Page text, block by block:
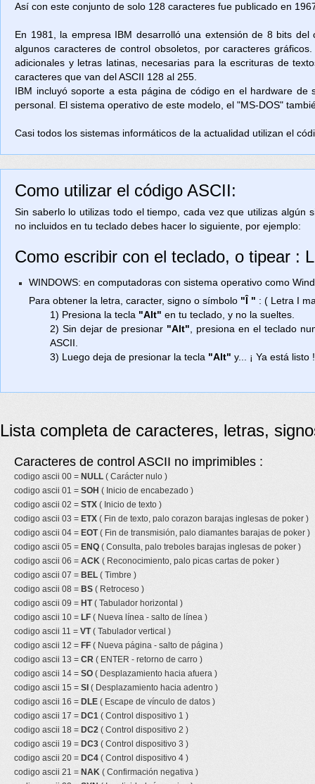
Así con este conjunto de solo 128 caracteres fue publicado en
En 1981, la empresa IBM desarrolló una extensión de 8 bits
algunos caracteres de control obsoletos, por caracteres
adicionales y letras latinas, necesarias para la escrituras de
caracteres que van del ASCII 128 al 255.
IBM incluyó soporte a esta página de código en el hardware
personal. El sistema operativo de este modelo, el "MS-DOS"
Casi todos los sistemas informáticos de la actualidad utilizan el
Como utilizar el código ASCII:
Sin saberlo lo utilizas todo el tiempo, cada vez que utilizas
no incluidos en tu teclado debes hacer lo siguiente, por ejemplo:
Como escribir con el teclado, o tipear :
WINDOWS: en computadoras con sistema operativo como
Para obtener la letra, caracter, signo o símbolo "Î " : ( Letra I
1) Presiona la tecla "Alt" en tu teclado, y no la sueltes.
2) Sin dejar de presionar "Alt" , presiona en el teclado
ASCII.
3) Luego deja de presionar la tecla "Alt" y... ¡ Ya está listo
Lista completa de caracteres, letras,
Caracteres de control ASCII no imprimibles :
codigo ascii 00 = NULL ( Carácter nulo )
codigo ascii 01 = SOH ( Inicio de encabezado )
codigo ascii 02 = STX ( Inicio de texto )
codigo ascii 03 = ETX ( Fin de texto, palo corazon barajas inglesas de poker )
codigo ascii 04 = EOT( Fin de transmisión, palo diamantes barajas de poker )
codigo ascii 05 = ENQ ( Consulta, palo treboles barajas inglesas de poker )
codigo ascii 06 = ACK ( Reconocimiento, palo picas cartas de poker )
codigo ascii 07 = BEL ( Timbre )
codigo ascii 08 = BS ( Retroceso )
codigo ascii 09 = HT( Tabulador horizontal )
codigo ascii 10 = LF ( Nueva línea - salto de línea )
codigo ascii 11 = VT( Tabulador vertical )
codigo ascii 12 = FF ( Nueva página - salto de página )
codigo ascii 13 = CR ( ENTER - retorno de carro )
codigo ascii 14 = SO ( Desplazamiento hacia afuera )
codigo ascii 15 = SI ( Desplazamiento hacia adentro )
codigo ascii 16 = DLE ( Escape de vínculo de datos )
codigo ascii 17 = DC1 ( Control dispositivo 1 )
codigo ascii 18 = DC2 ( Control dispositivo 2 )
codigo ascii 19 = DC3 ( Control dispositivo 3 )
codigo ascii 20 = DC4 ( Control dispositivo 4 )
codigo ascii 21 = NAK ( Confirmación negativa )